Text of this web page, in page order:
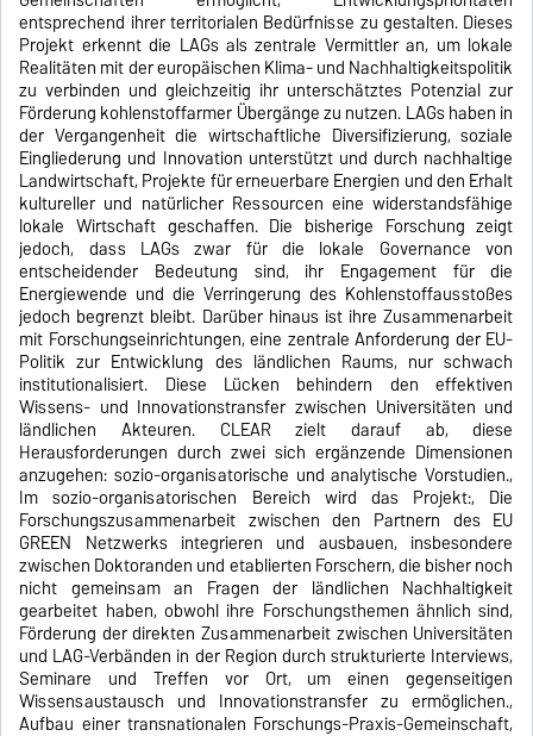
entsprechend ihrer territorialen Bedürfnisse zu gestalten. Dieses
Projekt erkennt die LAGs als zentrale Vermittler an, um lokale
Realitäten mit der europäischen Klima- und Nachhaltigkeitspolitik
zu verbinden und gleichzeitig ihr unterschätztes Potenzial zur
Förderung kohlenstoffarmer Übergänge zu nutzen. LAGs haben in
der Vergangenheit die wirtschaftliche Diversifizierung, soziale
Eingliederung und Innovation unterstützt und durch nachhaltige
Landwirtschaft, Projekte für erneuerbare Energien und den Erhalt
kultureller und natürlicher Ressourcen eine widerstandsfähige
lokale Wirtschaft geschaffen. Die bisherige Forschung zeigt
jedoch, dass LAGs zwar für die lokale Governance von
entscheidender Bedeutung sind, ihr Engagement für die
Energiewende und die Verringerung des Kohlenstoffausstoßes
jedoch begrenzt bleibt. Darüber hinaus ist ihre Zusammenarbeit
mit Forschungseinrichtungen, eine zentrale Anforderung der EU-
Politik zur Entwicklung des ländlichen Raums, nur schwach
institutionalisiert. Diese Lücken behindern den effektiven
Wissens- und Innovationstransfer zwischen Universitäten und
ländlichen Akteuren. CLEAR zielt darauf ab, diese
Herausforderungen durch zwei sich ergänzende Dimensionen
anzugehen: sozio-organisatorische und analytische Vorstudien.,
Im sozio-organisatorischen Bereich wird das Projekt:, Die
Forschungszusammenarbeit zwischen den Partnern des EU
GREEN Netzwerks integrieren und ausbauen, insbesondere
zwischen Doktoranden und etablierten Forschern, die bisher noch
nicht gemeinsam an Fragen der ländlichen Nachhaltigkeit
gearbeitet haben, obwohl ihre Forschungsthemen ähnlich sind,
Förderung der direkten Zusammenarbeit zwischen Universitäten
und LAG-Verbänden in der Region durch strukturierte Interviews,
Seminare und Treffen vor Ort, um einen gegenseitigen
Wissensaustausch und Innovationstransfer zu ermöglichen.,
Aufbau einer transnationalen Forschungs-Praxis-Gemeinschaft,